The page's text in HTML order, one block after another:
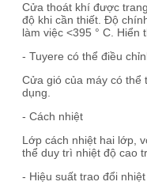
Cửa thoát khí được
độ khi cần thiết. Độ
làm việc <395 ° C. Hiển
- Tuyere có thể điều
Cửa gió của máy có thể
dụng.
- Cách nhiệt
Lớp cách nhiệt hai lớp,
thể duy trì nhiệt độ cao
- Hiệu suất trao đổi